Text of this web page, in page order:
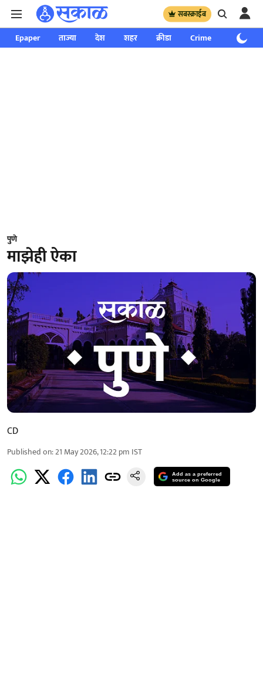
सबस्क्राईब
Epaper ताज्या देश शहर क्रीडा Crime साप्ताहिक
पुणे
माझेही ऐका
CD
Published on:21 May 2026, 12:22 pm IST
Add as a preferred
source on Google